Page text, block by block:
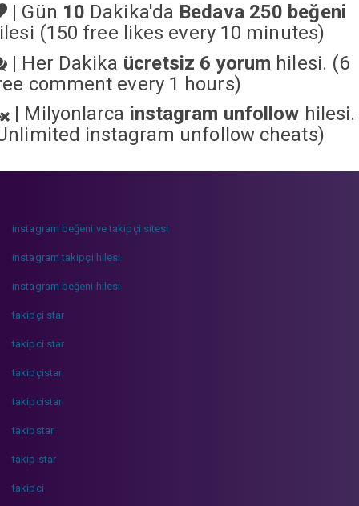
| Gün 10 Dakika'da Bedava 250 beğeni
(150 free likes every 10 minutes)
| Her Dakika ücretsiz 6 yorum hilesi. (6
comment every 1 hours)
| Milyonlarca instagram unfollow hilesi.
instagram unfollow cheats)
instagram beğeni ve takipçi sitesi
instagram takipçi hilesi
instagram beğeni hilesi
takipçi star
takipci star
takipçistar
takipcistar
takipstar
takip star
takipci